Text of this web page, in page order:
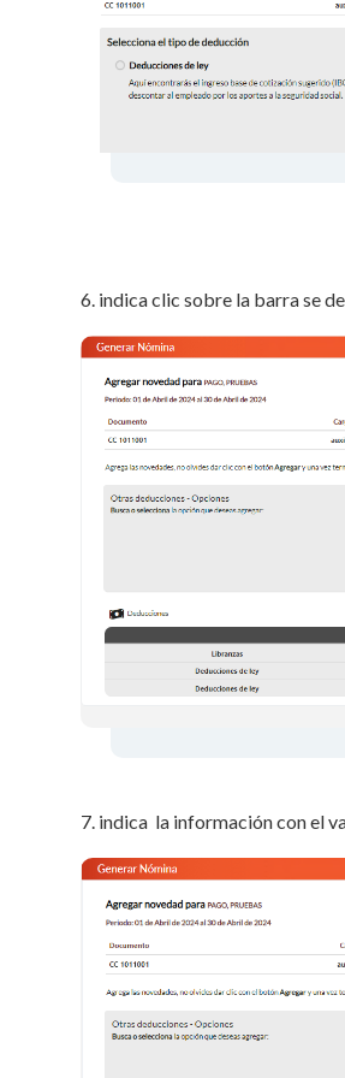
6. indica clic sobre la barra se
7. indica la información con el